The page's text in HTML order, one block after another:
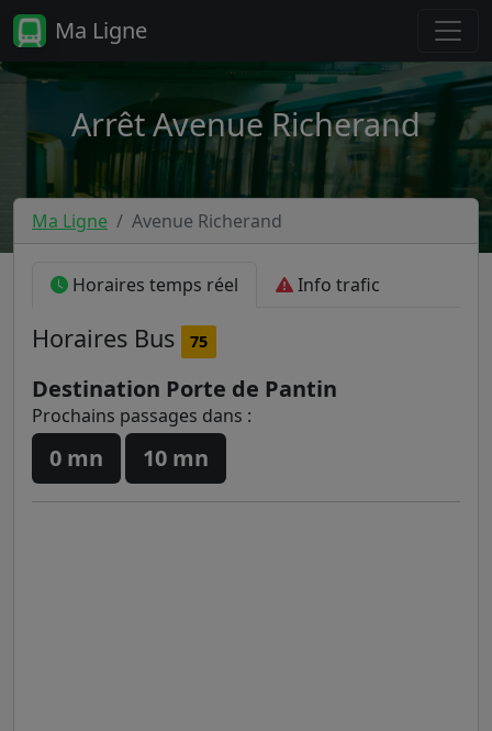
Ma Ligne
Arrêt Avenue Richerand
Ma Ligne Avenue Richerand
Horaires temps réel Info trafic
Horaires Bus 75
Destination Porte de Pantin
Prochains passages dans :
0 mn 10 mn